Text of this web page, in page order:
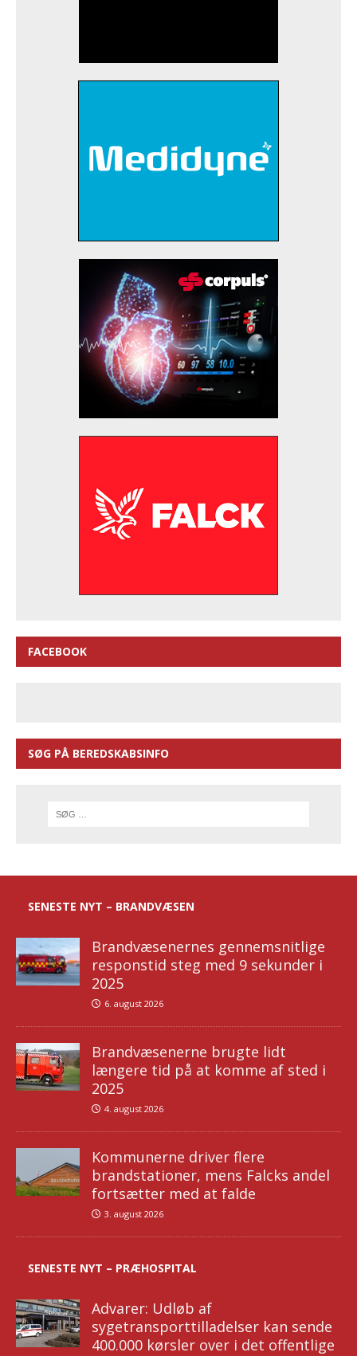
FACEBOOK
SØG PÅ BEREDSKABSINFO
SENESTE NYT – BRANDVÆSEN
Brandvæsenernes gennemsnitlige
responstid steg med 9 sekunder i
2025
6. august 2026
Brandvæsenerne brugte lidt
længere tid på at komme af sted i
2025
4. august 2026
Kommunerne driver flere
brandstationer, mens Falcks andel
fortsætter med at falde
3. august 2026
SENESTE NYT – PRÆHOSPITAL
Advarer: Udløb af
sygetransporttilladelser kan sende
400.000 kørsler over i det offentlige